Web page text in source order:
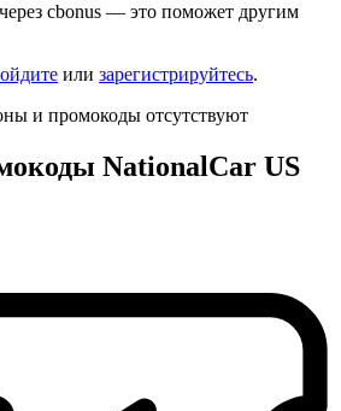
cbonus — это поможет другим
или зарегистрируйтесь.
и промокоды отсутствуют
NationalCar US